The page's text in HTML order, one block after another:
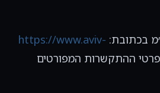
בכתובת: https://www.aviv-
ההתקשרות המפורטים